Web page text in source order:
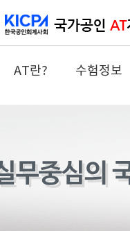
AT란? 수험정보